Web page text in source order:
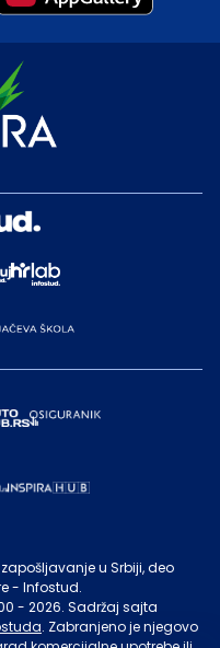
u Srbiji, deo
- Infostud.
- 2026. Sadržaj sajta
. Zabranjeno je njegovo